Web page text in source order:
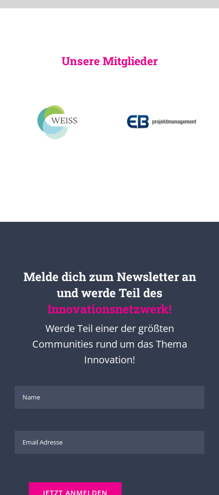
Unsere Mitglieder
Melde dich zum Newsletter an
und werde Teil des
Innovationsnetzwerk!
Werde Teil einer der größten